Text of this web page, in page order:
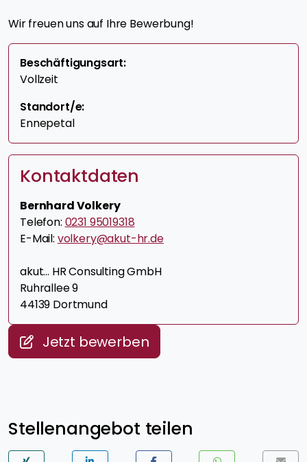
Wir freuen uns auf Ihre Bewerbung!
Beschäftigungsart:
Vollzeit
Standort/e:
Ennepetal
Kontaktdaten
Bernhard Volkery
Telefon: 0231 95019318
E-Mail: volkery@akut-hr.de
akut... HR Consulting GmbH
Ruhrallee 9
44139 Dortmund
Jetzt bewerben
Stellenangebot teilen